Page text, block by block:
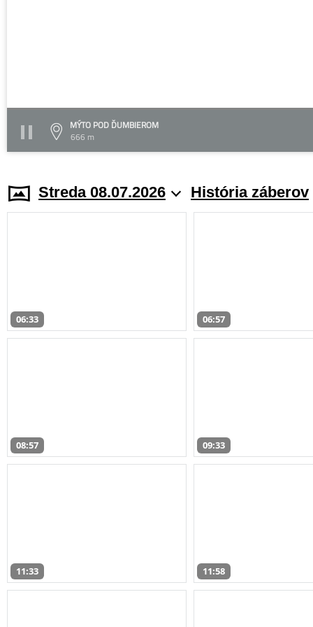
MÝTO POD ĎUMBIEROM
666 m
Streda 08.07.2026 História záberov
06:33 06:57
08:57 09:33
11:33 11:58